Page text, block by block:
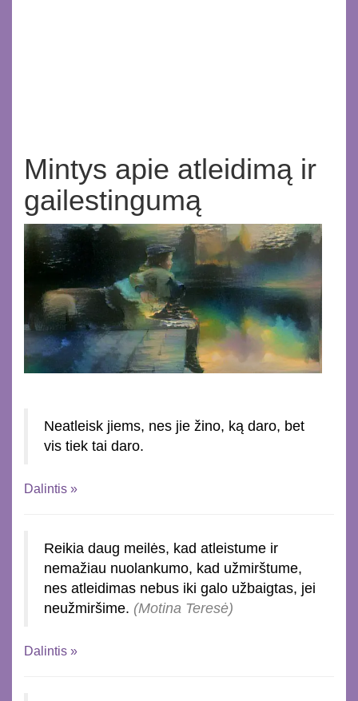
Mintys apie atleidimą ir
gailestingumą
Neatleisk jiems, nes jie žino, ką daro, bet
vis tiek tai daro.
Dalintis »
Reikia daug meilės, kad atleistume ir
nemažiau nuolankumo, kad užmirštume,
nes atleidimas nebus iki galo užbaigtas, jei
neužmiršime. (Motina Teresė)
Dalintis »